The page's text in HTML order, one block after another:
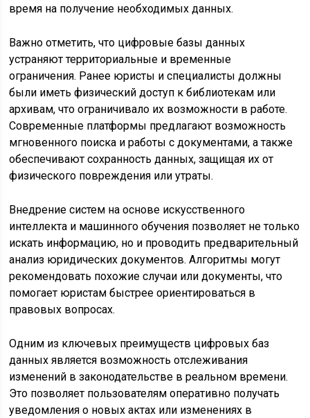
время на получение необходимых данных.
Важно отметить, что цифровые базы данных
устраняют территориальные и временные
ограничения. Ранее юристы и специалисты должны
были иметь физический доступ к библиотекам или
архивам, что ограничивало их возможности в работе.
Современные платформы предлагают возможность
мгновенного поиска и работы с документами, а также
обеспечивают сохранность данных, защищая их от
физического повреждения или утраты.
Внедрение систем на основе искусственного
интеллекта и машинного обучения позволяет не только
искать информацию, но и проводить предварительный
анализ юридических документов. Алгоритмы могут
рекомендовать похожие случаи или документы, что
помогает юристам быстрее ориентироваться в
правовых вопросах.
Одним из ключевых преимуществ цифровых баз
данных является возможность отслеживания
изменений в законодательстве в реальном времени.
Это позволяет пользователям оперативно получать
уведомления о новых актах или изменениях в